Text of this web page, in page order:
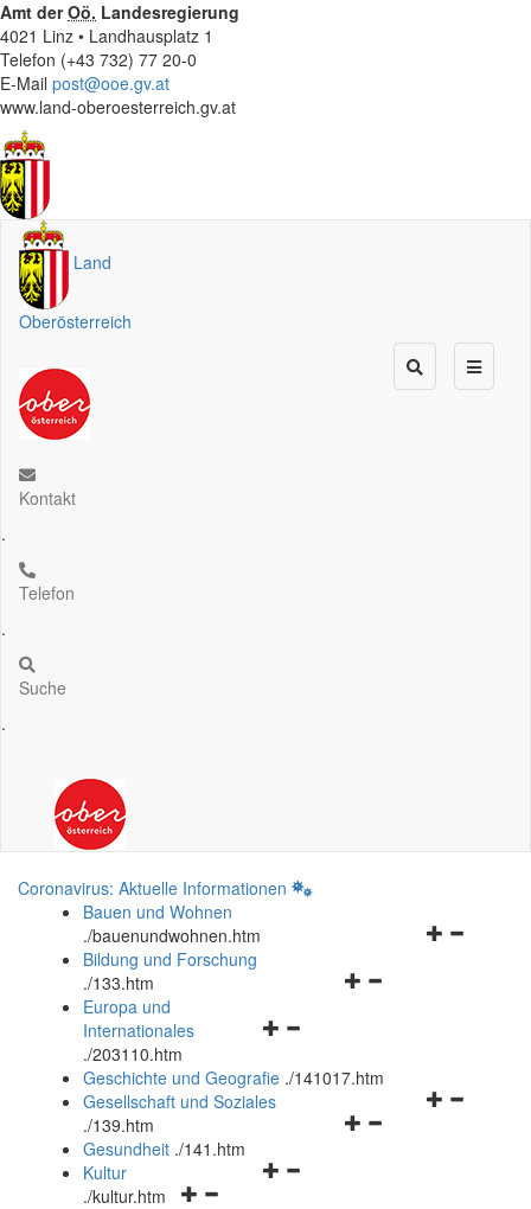
Amt derOö. Landesregierung
4021 Linz • Landhausplatz 1
Telefon (+43 732) 77 20-0
E-Mail post@ooe.gv.at
www.land-oberoesterreich.gv.at
Land
Oberösterreich
Kontakt
.
Telefon
.
Suche
.
Coronavirus: Aktuelle Informationen
Bauen und Wohnen
./bauenundwohnen.htm
Navigationsmenü
Bildung und Forschung
./133.htm
Navigationsmenü
und
schließen
Europa und
Internationales
./203110.htm
Geschichte und Geografie ./141017.htm
Navigationsmenü
Gesellschaft und Soziales
./139.htm
Navigationsmenü
Gesundheit ./141.htm
Navigationsmenü
Kultur
./kultur.htm